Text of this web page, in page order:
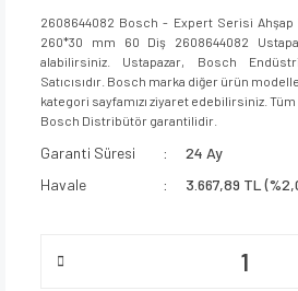
2608644082 Bosch - Expert Serisi Ahşap
260*30 mm 60 Diş 2608644082
alabilirsiniz. Ustapazar, Bosch
Satıcısıdır. Bosch marka diğer ürün
kategori sayfamızı ziyaret edebilirsiniz.
Bosch Distribütör garantilidir.
Garanti Süresi
24 Ay
Havale
3.667,89 TL